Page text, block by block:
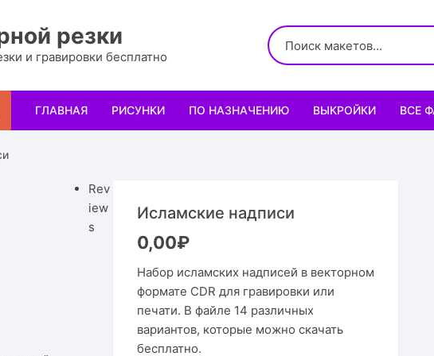
резки
и гравировки бесплатно
ГЛАВНАЯ РИСУНКИ
Рисованные рамки
Мандала
ПО НАЗНАЧЕНИЮ
Для праздника
Подставки
Украшение и интерьер
ВЫКРОЙКИ ВСЕ
Исламские надписи
0,00₽
Набор исламских надписей в векторном
формате CDR для гравировки или
печати. В файле 14 различных
вариантов, которые можно скачать
бесплатно.
Rev
iew
s